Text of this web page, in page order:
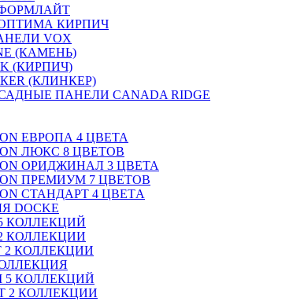
КИРПИЧ
VOX
(КАМЕНЬ)
(КИРПИЧ)
(КЛИНКЕР)
ПАНЕЛИ CANADA RIDGE
ЕВРОПА 4 ЦВЕТА
ЛЮКС 8 ЦВЕТОВ
ОРИДЖИНАЛ 3 ЦВЕТА
ПРЕМИУМ 7 ЦВЕТОВ
СТАНДАРТ 4 ЦВЕТA
DOCKE
КОЛЛЕКЦИЙ
КОЛЛЕКЦИИ
2 КОЛЛЕКЦИИ
5 КОЛЛЕКЦИЙ
2 КОЛЛЕКЦИИ